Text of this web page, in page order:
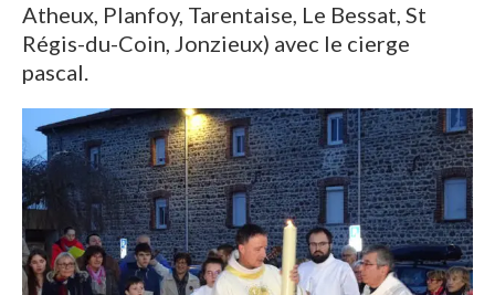
Atheux, Planfoy, Tarentaise, Le Bessat, St
Régis-du-Coin, Jonzieux) avec le cierge
pascal.